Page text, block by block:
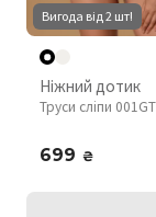
Вигода від 2 шт!
Ніжний дотик
Труси сліпи 001GT
699 ₴